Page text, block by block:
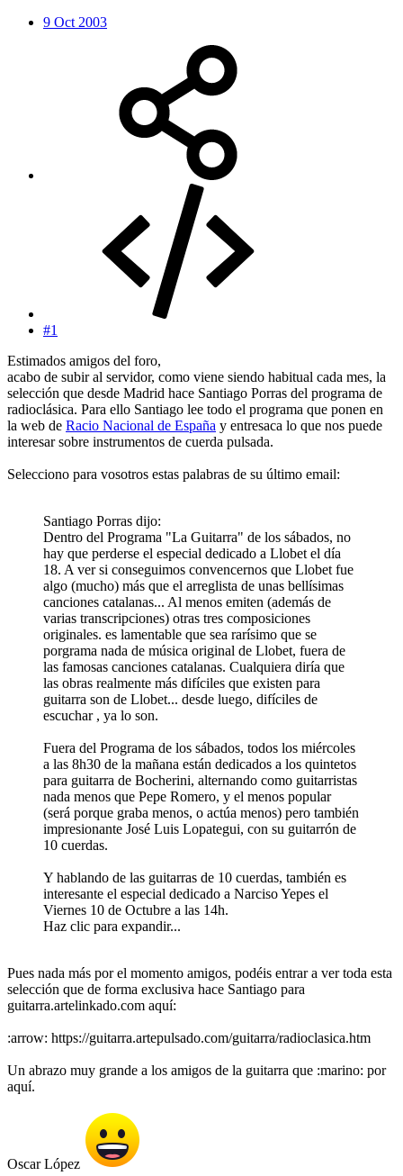
9 Oct 2003
#1
Estimados amigos del foro,
acabo de subir al servidor, como viene siendo habitual cada mes, la
selección que desde Madrid hace Santiago Porras del programa de
radioclásica. Para ello Santiago lee todo el programa que ponen en
la web de Racio Nacional de España y entresaca lo que nos puede
interesar sobre instrumentos de cuerda pulsada.
Selecciono para vosotros estas palabras de su último email:
Santiago Porras dijo:
Dentro del Programa "La Guitarra" de los sábados, no
hay que perderse el especial dedicado a Llobet el día
18. A ver si conseguimos convencernos que Llobet fue
algo (mucho) más que el arreglista de unas bellísimas
canciones catalanas... Al menos emiten (además de
varias transcripciones) otras tres composiciones
originales. es lamentable que sea rarísimo que se
porgrama nada de música original de Llobet, fuera de
las famosas canciones catalanas. Cualquiera diría que
las obras realmente más difíciles que existen para
guitarra son de Llobet... desde luego, difíciles de
escuchar , ya lo son.
Fuera del Programa de los sábados, todos los miércoles
a las 8h30 de la mañana están dedicados a los quintetos
para guitarra de Bocherini, alternando como guitarristas
nada menos que Pepe Romero, y el menos popular
(será porque graba menos, o actúa menos) pero también
impresionante José Luis Lopategui, con su guitarrón de
10 cuerdas.
Y hablando de las guitarras de 10 cuerdas, también es
interesante el especial dedicado a Narciso Yepes el
Viernes 10 de Octubre a las 14h.
Haz clic para expandir...
Pues nada más por el momento amigos, podéis entrar a ver toda esta
selección que de forma exclusiva hace Santiago para
guitarra.artelinkado.com aquí:
:arrow: https://guitarra.artepulsado.com/guitarra/radioclasica.htm
Un abrazo muy grande a los amigos de la guitarra que :marino: por
aquí.
Oscar López